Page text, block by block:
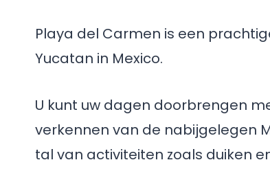
Playa del Carmen is een
Yucatan in Mexico.
U kunt uw dagen doorbrengen
verkennen van de nabijgelegen
tal van activiteiten zoals duiken